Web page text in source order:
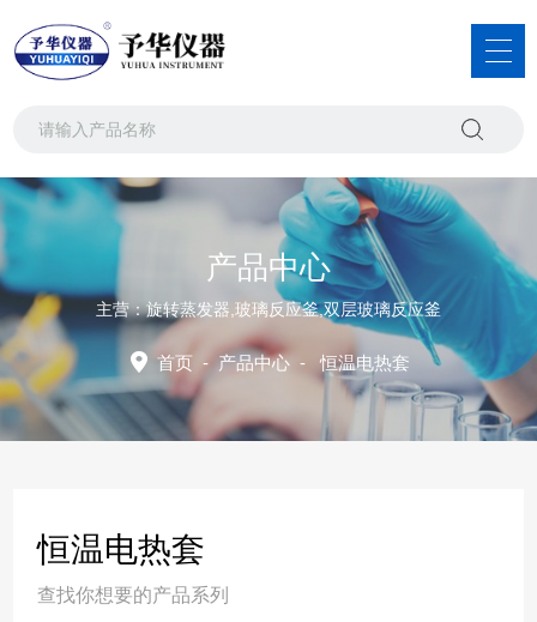
产品中心
主营：旋转蒸发器,玻璃反应釜,双层玻璃反应釜
首页 - 产品中心 - 恒温电热套
恒温电热套
查找你想要的产品系列